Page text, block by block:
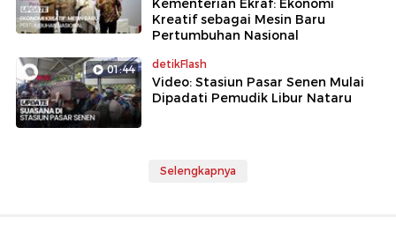
Kementerian Ekraf: Ekonomi
Kreatif sebagai Mesin Baru
Pertumbuhan Nasional
01:44 detikFlash
Video: Stasiun Pasar Senen Mulai
Dipadati Pemudik Libur Nataru
Selengkapnya